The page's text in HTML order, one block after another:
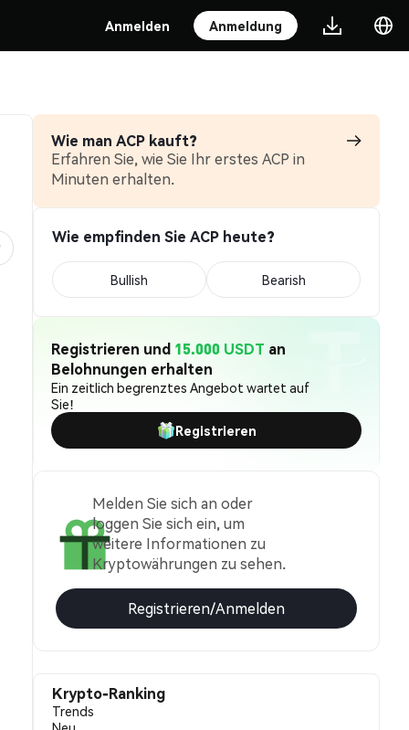
Anmelden Anmeldung
Wie man ACP kauft?
Erfahren Sie, wie Sie Ihr erstes ACP in
Minuten erhalten.
Wie empfinden Sie ACP heute?
Bullish Bearish
Registrieren und 15.000 USDT an
Belohnungen erhalten
Ein zeitlich begrenztes Angebot wartet auf
Sie!
Registrieren
Melden Sie sich an oder
loggen Sie sich ein, um
weitere Informationen zu
Kryptowährungen zu sehen.
Registrieren/Anmelden
Krypto-Ranking
Trends